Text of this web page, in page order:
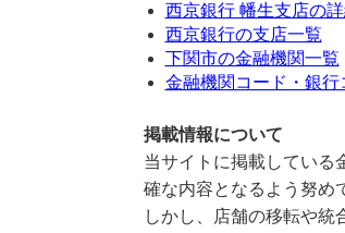
西京銀行 幡生支店の
西京銀行の支店一覧
下関市の金融機関一覧
金融機関コード・銀
掲載情報について
当サイトに掲載している
確な内容となるよう努め
しかし、店舗の移転や統